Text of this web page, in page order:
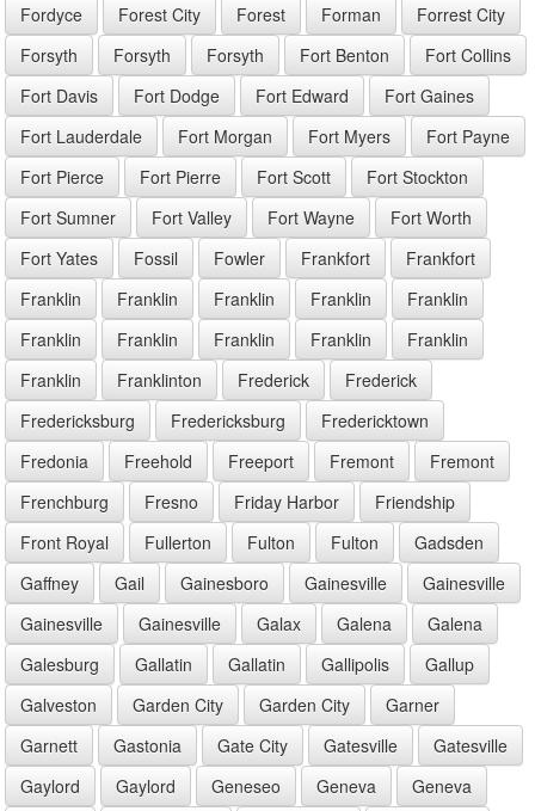
Fordyce
Forest City Forest Forman
Forrest City
Forsyth
Forsyth Forsyth Fort Benton
Fort Collins
Fort Davis
Fort Dodge Fort Edward
Fort Gaines
Fort Lauderdale
Fort Morgan Fort Myers
Fort Payne
Fort Pierce
Fort Pierre Fort Scott
Fort Stockton
Fort Sumner
Fort Valley Fort Wayne
Fort Worth
Fort Yates
Fossil Fowler Frankfort
Frankfort
Franklin
Franklin Franklin Franklin
Franklin
Franklin
Franklin Franklin Franklin
Franklin
Franklin
Franklinton Frederick
Frederick
Fredericksburg
Fredericksburg
Fredericktown
Fredonia
Freehold Freeport Fremont
Fremont
Frenchburg
Fresno Friday Harbor
Friendship
Front Royal
Fullerton Fulton Fulton
Gadsden
Gaffney
Gail Gainesboro Gainesville
Gainesville
Gainesville
Gainesville Galax Galena
Galena
Galesburg
Gallatin Gallatin Gallipolis
Gallup
Galveston
Garden City Garden City
Garner
Garnett
Gastonia Gate City Gatesville
Gatesville
Gaylord
Gaylord Geneseo Geneva
Geneva